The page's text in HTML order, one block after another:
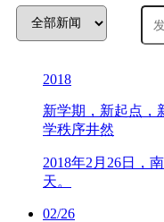
2018
新学期，新起点，
学秩序井然
2018年2月26日，
天。
02/26